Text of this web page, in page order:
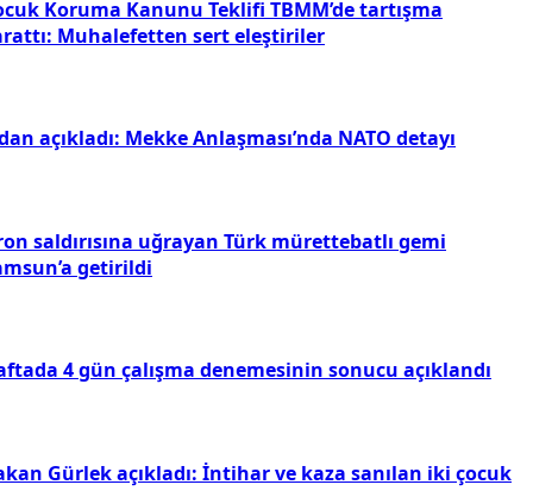
Koruma Kanunu Teklifi TBMM’de tartışma
Muhalefetten sert eleştiriler
açıkladı: Mekke Anlaşması’nda NATO detayı
saldırısına uğrayan Türk mürettebatlı gemi
getirildi
4 gün çalışma denemesinin sonucu açıklandı
Gürlek açıkladı: İntihar ve kaza sanılan iki çocuk